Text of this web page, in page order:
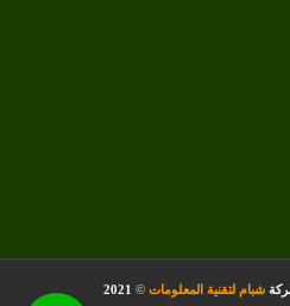
شبام لتقنية المعلومات ©
2021